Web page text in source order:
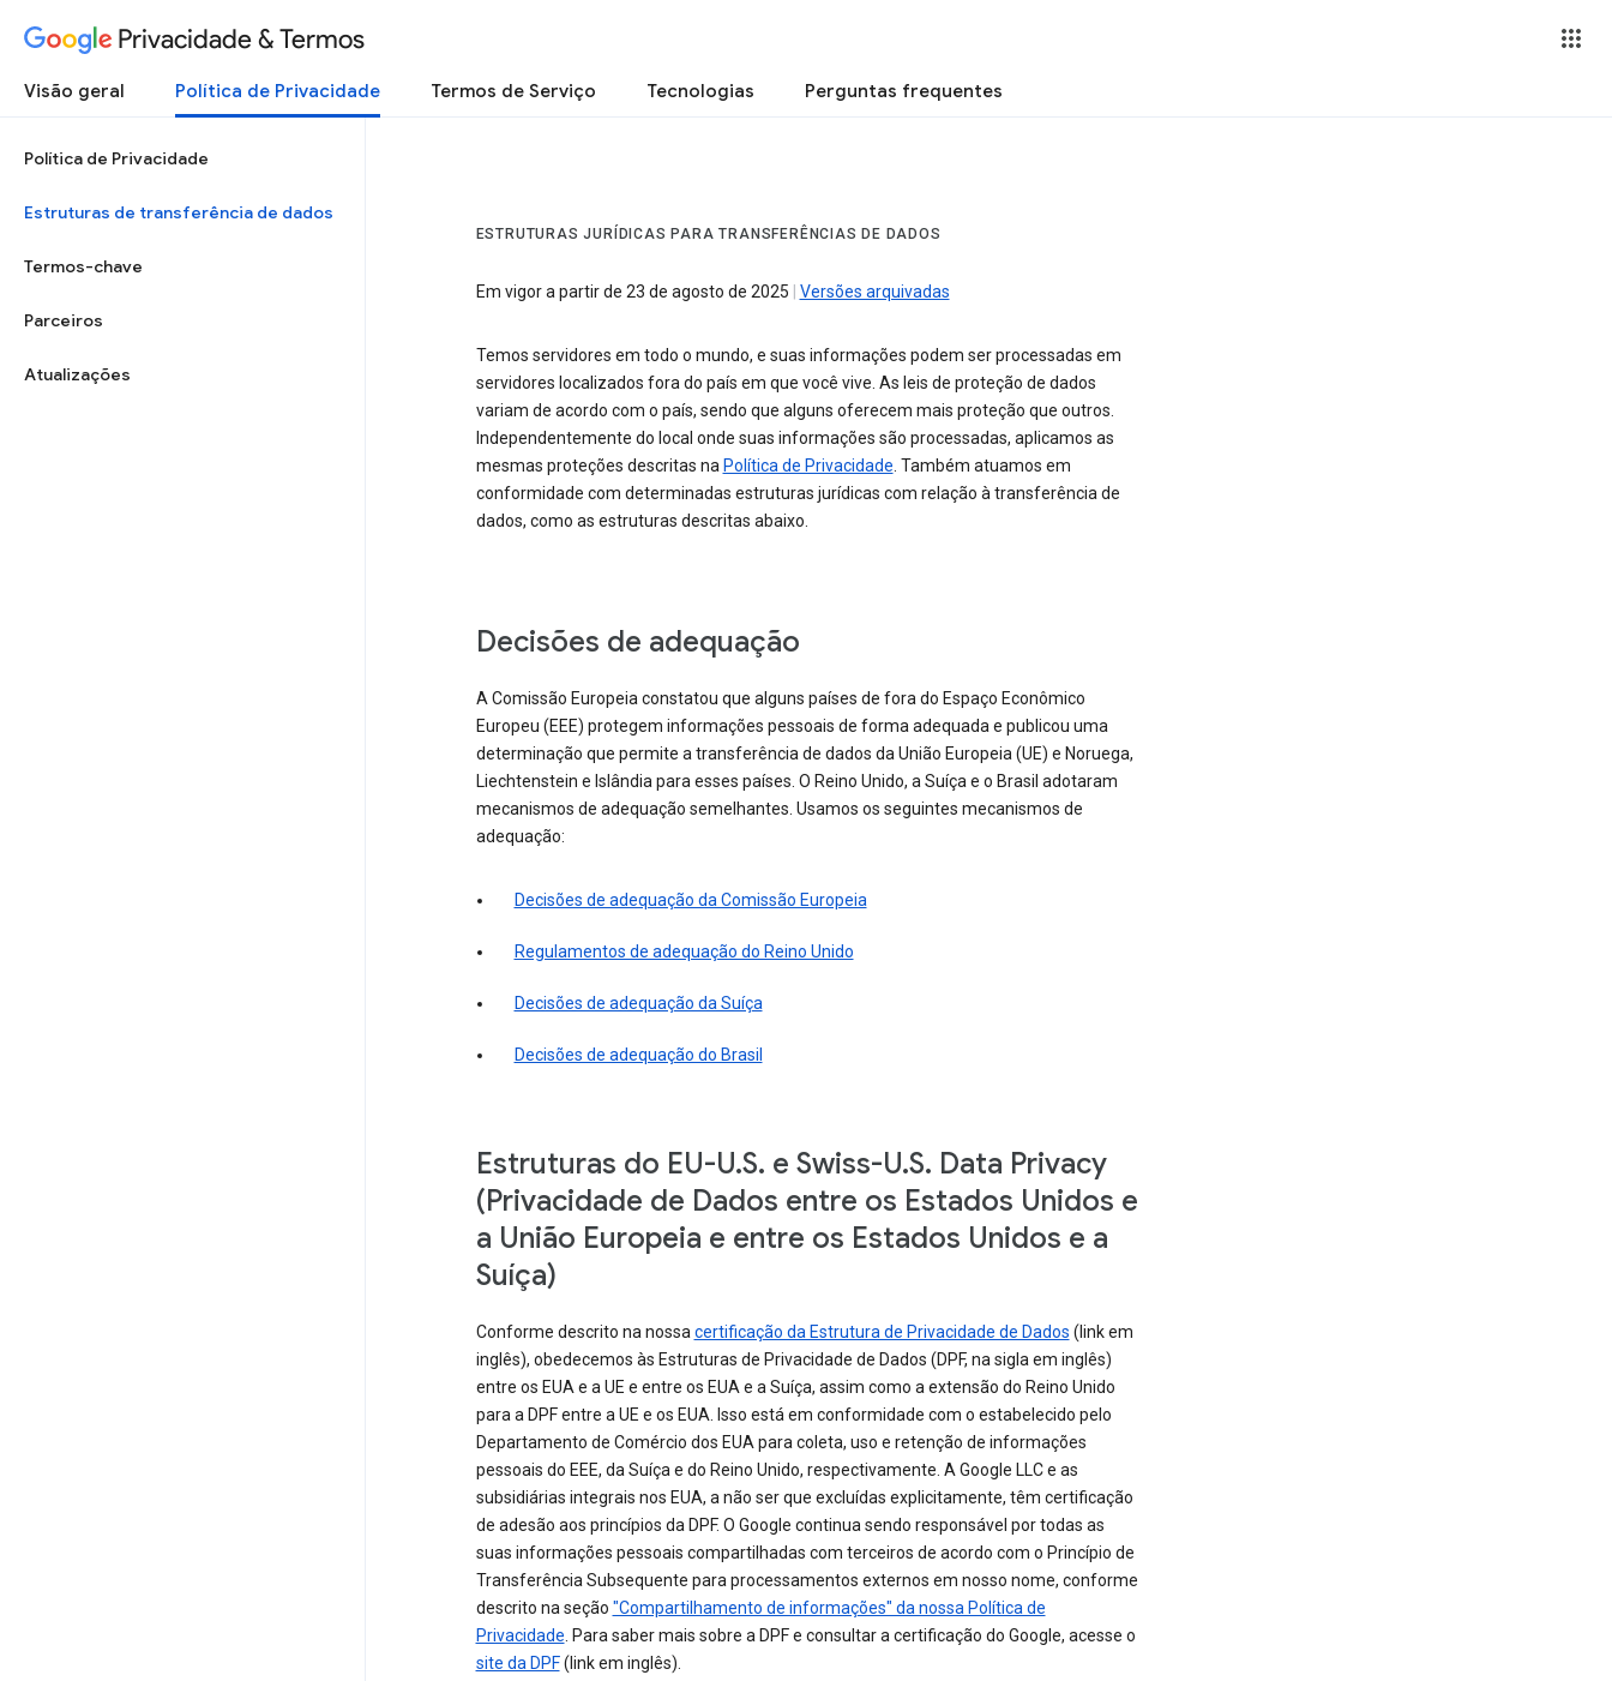
Privacidade & Termos
Visão geral Política de Privacidade Termos de Serviço Tecnologias Perguntas frequentes
Política de Privacidade
Estruturas de transferência de dados
Termos-chave
Parceiros
Atualizações
ESTRUTURAS JURÍDICAS PARA TRANSFERÊNCIAS DE DADOS
Em vigor a partir de 23 de agosto de 2025 Versões arquivadas
Temos servidores em todo o mundo, e suas informações podem ser processadas em
servidores localizados fora do país em que você vive. As leis de proteção de dados
variam de acordo com o país, sendo que alguns oferecem mais proteção que outros.
Independentemente do local onde suas informações são processadas, aplicamos as
mesmas proteções descritas na Política de Privacidade. Também atuamos em
conformidade com determinadas estruturas jurídicas com relação à transferência de
dados, como as estruturas descritas abaixo.
Decisões de adequação
A Comissão Europeia constatou que alguns países de fora do Espaço Econômico
Europeu (EEE) protegem informações pessoais de forma adequada e publicou uma
determinação que permite a transferência de dados da União Europeia (UE) e Noruega,
Liechtenstein e Islândia para esses países. O Reino Unido, a Suíça e o Brasil adotaram
mecanismos de adequação semelhantes. Usamos os seguintes mecanismos de
adequação:
Decisões de adequação da Comissão Europeia
Regulamentos de adequação do Reino Unido
Decisões de adequação da Suíça
Decisões de adequação do Brasil
Estruturas do EU-U.S. e Swiss-U.S. Data Privacy
(Privacidade de Dados entre os Estados Unidos e
a União Europeia e entre os Estados Unidos e a
Suíça)
Conforme descrito na nossacertificação da Estrutura de Privacidade de Dados (link em
inglês), obedecemos às Estruturas de Privacidade de Dados (DPF, na sigla em inglês)
entre os EUA e a UE e entre os EUA e a Suíça, assim como a extensão do Reino Unido
para a DPF entre a UE e os EUA. Isso está em conformidade com o estabelecido pelo
Departamento de Comércio dos EUA para coleta, uso e retenção de informações
pessoais do EEE, da Suíça e do Reino Unido, respectivamente. A Google LLC e as
subsidiárias integrais nos EUA, a não ser que excluídas explicitamente, têm certificação
de adesão aos princípios da DPF. O Google continua sendo responsável por todas as
suas informações pessoais compartilhadas com terceiros de acordo com o Princípio de
Transferência Subsequente para processamentos externos em nosso nome, conforme
descrito na seção "Compartilhamento de informações" da nossa Política de
Privacidade. Para saber mais sobre a DPF e consultar a certificação do Google, acesse o
site da DPF(link em inglês).